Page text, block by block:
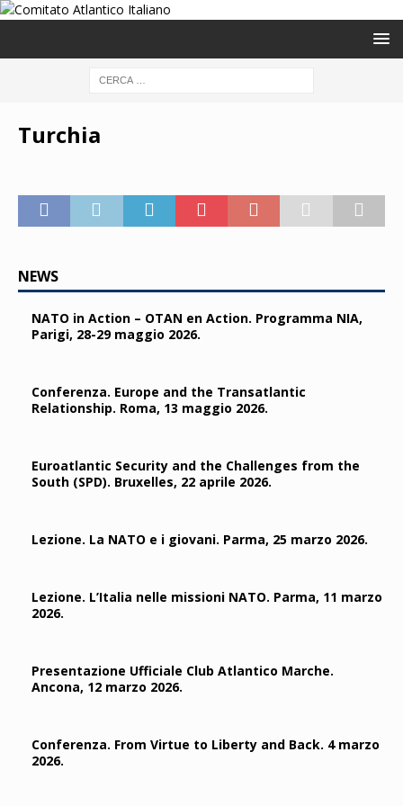
Turchia
NEWS
NATO in Action – OTAN en Action. Programma NIA,
Parigi, 28-29 maggio 2026.
Conferenza. Europe and the Transatlantic
Relationship. Roma, 13 maggio 2026.
Euroatlantic Security and the Challenges from the
South (SPD). Bruxelles, 22 aprile 2026.
Lezione. La NATO e i giovani. Parma, 25 marzo 2026.
Lezione. L’Italia nelle missioni NATO. Parma, 11 marzo
2026.
Presentazione Ufficiale Club Atlantico Marche.
Ancona, 12 marzo 2026.
Conferenza. From Virtue to Liberty and Back. 4 marzo
2026.